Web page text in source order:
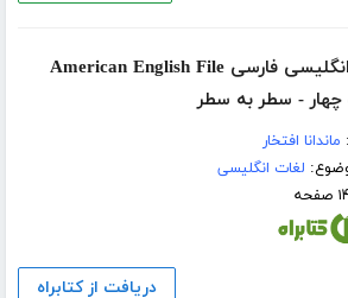
دانلود کتاب واژه نامه انگلیسی فارسی American English File
ماندانا افتخار
لغات انگلیسی
دریافت از کتابراه